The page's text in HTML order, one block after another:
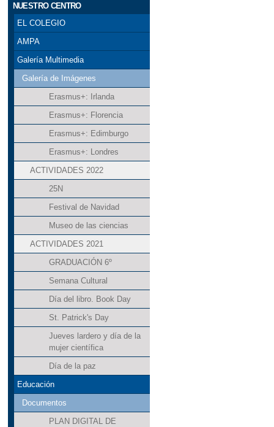
NUESTRO CENTRO
EL COLEGIO
AMPA
Galería Multimedia
Galería de Imágenes
Erasmus+: Irlanda
Erasmus+: Florencia
Erasmus+: Edimburgo
Erasmus+: Londres
ACTIVIDADES 2022
25N
Festival de Navidad
Museo de las ciencias
ACTIVIDADES 2021
GRADUACIÓN 6º
Semana Cultural
Día del libro. Book Day
St. Patrick's Day
Jueves lardero y día de la
mujer científica
Día de la paz
Educación
Documentos
PLAN DIGITAL DE